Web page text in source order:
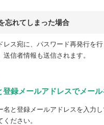
忘れてしまった場合
レス宛に、パスワード再発行を
送信者情報も送信されます。
登録メールアドレスでメー
名と登録メールアドレスを入力
ださい。